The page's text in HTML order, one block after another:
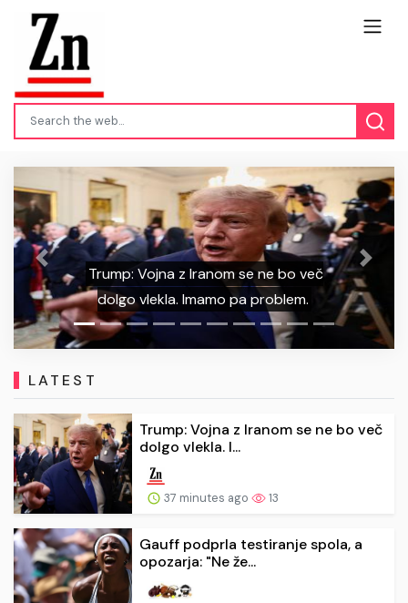
Iranom se ne bo več
pa problem.
Gauff podprla
opozarja: "Ne
Previous Next
LATEST
Trump: Vojna z Iranom se ne bo več
dolgo vlekla. I...
37 minutes ago 13
Gauff podprla testiranje spola, a
opozarja: "Ne že...